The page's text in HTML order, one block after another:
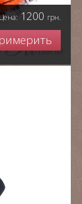
1200 грн.